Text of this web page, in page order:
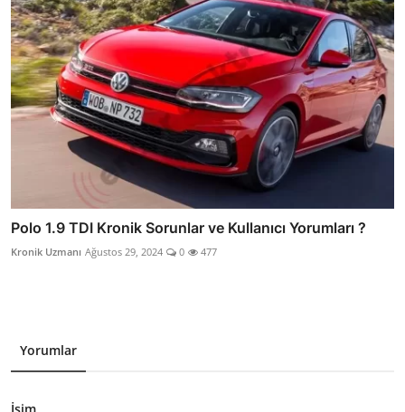
Polo 1.9 TDI Kronik Sorunlar ve Kullanıcı Yorumları ?
Kronik Uzmanı Ağustos 29, 2024 0 477
Yorumlar